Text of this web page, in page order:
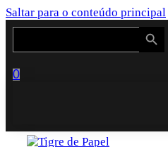
Saltar para o conteúdo principal
Search
Search Button
0